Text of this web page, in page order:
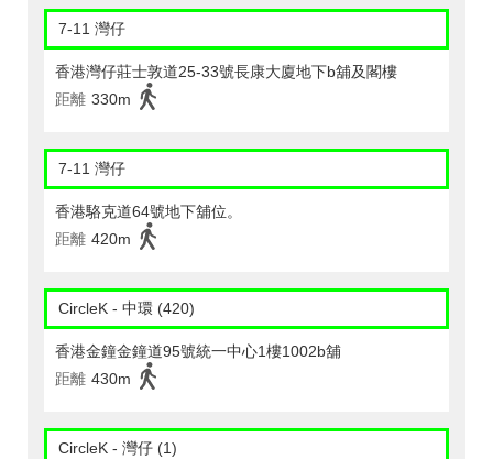
7-11 灣仔
香港灣仔莊士敦道25-33號長康大廈地下b舖及閣樓
距離 330m
7-11 灣仔
香港駱克道64號地下舖位。
距離 420m
CircleK - 中環 (420)
香港金鐘金鐘道95號統一中心1樓1002b舖
距離 430m
CircleK - 灣仔 (1)